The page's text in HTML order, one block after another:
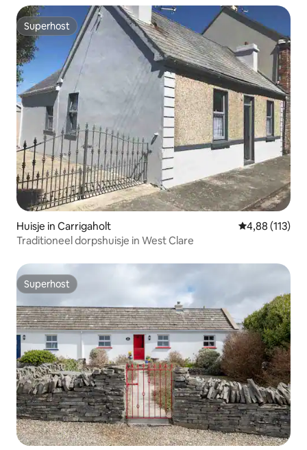
Superhost
Superhost
Huisje in Carrigaholt Gemiddelde
4,88 (113)
Traditioneel dorpshuisje in West Clare
Superhost
Superhost